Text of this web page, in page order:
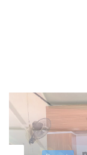
tingkat
Kabupaten,
Serai Serumpun.
tersebut belum
sehingga di
Afriansyah.
Daerah